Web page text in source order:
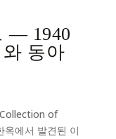
— 1940
동아
Collection of
에서 발견된 이